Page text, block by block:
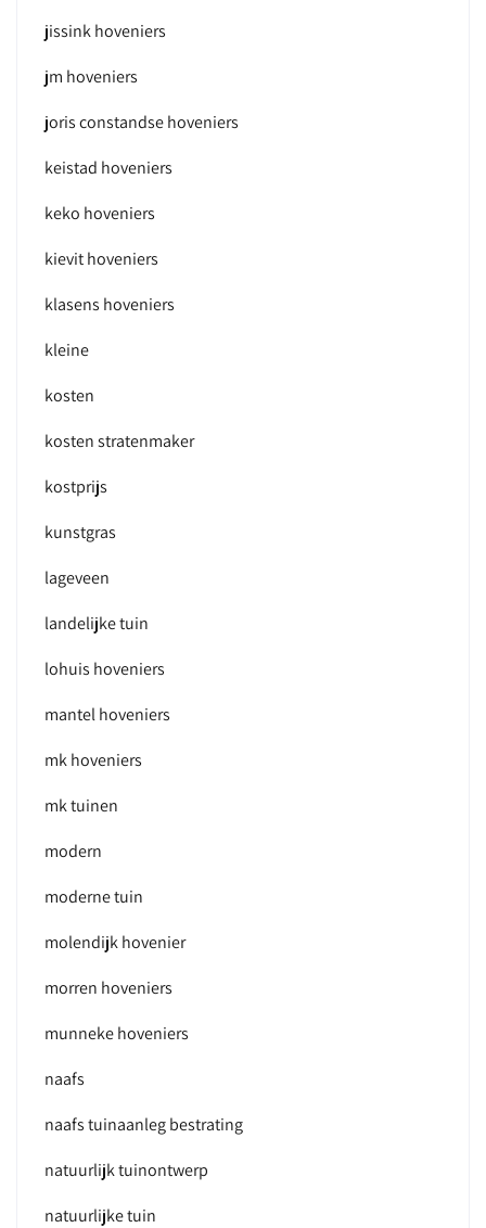
jissink hoveniers
jm hoveniers
joris constandse hoveniers
keistad hoveniers
keko hoveniers
kievit hoveniers
klasens hoveniers
kleine
kosten
kosten stratenmaker
kostprijs
kunstgras
lageveen
landelijke tuin
lohuis hoveniers
mantel hoveniers
mk hoveniers
mk tuinen
modern
moderne tuin
molendijk hovenier
morren hoveniers
munneke hoveniers
naafs
naafs tuinaanleg bestrating
natuurlijk tuinontwerp
natuurlijke tuin